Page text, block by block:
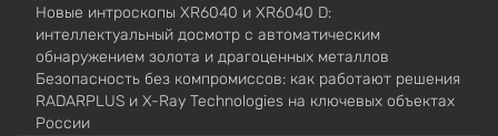
Новые интроскопы XR6040 и XR6040 D:
интеллектуальный досмотр с автоматическим
обнаружением золота и драгоценных металлов
Безопасность без компромиссов: как работают решения
RADARPLUS и X-Ray Technologies на ключевых объектах
России